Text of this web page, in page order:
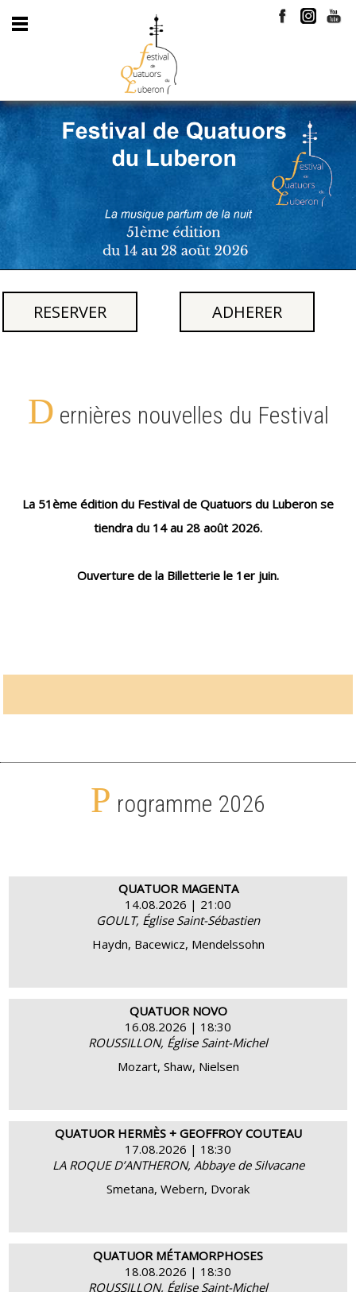
RESERVER ADHERER
D ernières nouvelles du Festival
La 51ème édition du Festival de Quatuors du Luberon se
tiendra du 14 au 28 août 2026.
Ouverture de la Billetterie le 1er juin.
P rogramme 2026
QUATUOR MAGENTA
14.08.2026 | 21:00
GOULT, Église Saint-Sébastien
Haydn, Bacewicz, Mendelssohn
QUATUOR NOVO
16.08.2026 | 18:30
ROUSSILLON, Église Saint-Michel
Mozart, Shaw, Nielsen
QUATUOR HERMÈS + GEOFFROY COUTEAU
17.08.2026 | 18:30
LA ROQUE D’ANTHERON, Abbaye de Silvacane
Smetana, Webern, Dvorak
EN SAVOIR PLUS
QUATUOR MÉTAMORPHOSES
18.08.2026 | 18:30
ROUSSILLON, Église Saint-Michel